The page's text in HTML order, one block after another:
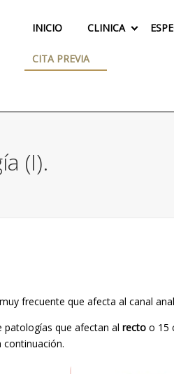
INICIO CLINICA
CITA PREVIA
(I).
frecuente que afecta al canal
que afectan al recto o 15